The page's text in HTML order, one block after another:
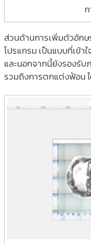
ส่วนด้านการเพิ่มตัวอักษ
โปรแกรม เป็นแบบที่เข้า
และนอกจากนี้ยังรองรับ
รวมถึงการตกแต่งฟ้อน